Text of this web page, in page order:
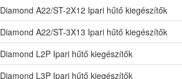
Diamond A22/ST-2X12 Ipari hűtő kiegészítők
Diamond A22/ST-3X13 Ipari hűtő kiegészítők
Diamond L2P Ipari hűtő kiegészítők
Diamond L3P Ipari hűtő kiegészítők